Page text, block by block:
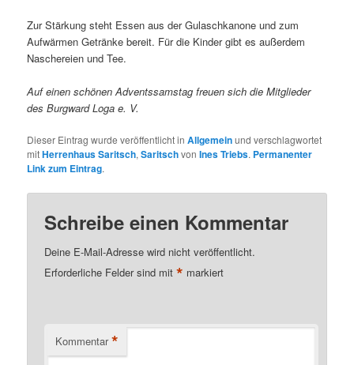
Zur Stärkung steht Essen aus der Gulaschkanone und zum
Aufwärmen Getränke bereit. Für die Kinder gibt es außerdem
Naschereien und Tee.
Auf einen schönen Adventssamstag freuen sich die Mitglieder
des Burgward Loga e. V.
Dieser Eintrag wurde veröffentlicht inAllgemeinund verschlagwortet
mitHerrenhaus Saritsch,SaritschvonInes Triebs. Permanenter
Link zum Eintrag.
Schreibe einen Kommentar
Deine E-Mail-Adresse wird nicht veröffentlicht.
Erforderliche Felder sind mit* markiert
Kommentar *